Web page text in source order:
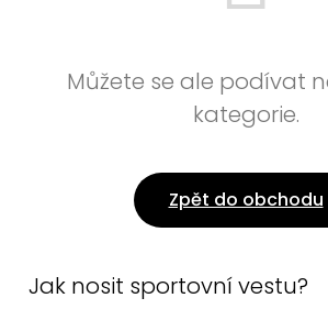
Můžete se ale podívat
kategorie.
Zpět do obchodu
Jak nosit sportovní vestu?